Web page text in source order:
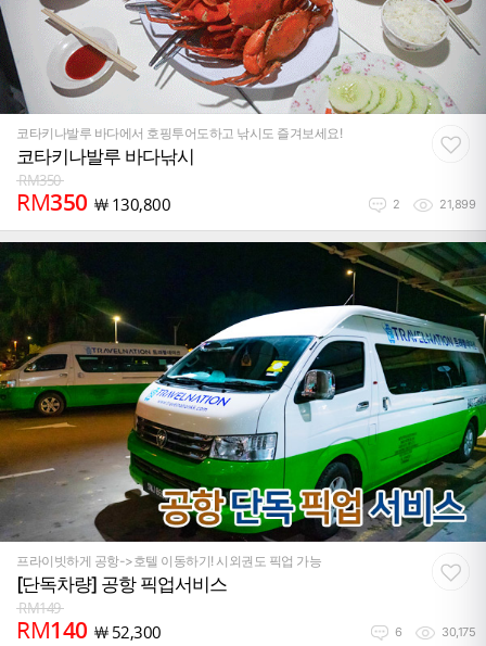
코타키나발루 바다에서 호핑투어도하고 낚시도 즐겨보세요!
코타키나발루 바다낚시
RM350
RM350 ￦ 130,800 2 21,899
프라이빗하게 공항->호텔 이동하기! 시외권도 픽업 가능
[단독차량] 공항 픽업서비스
RM149
RM140 ￦ 52,300 6 30,175